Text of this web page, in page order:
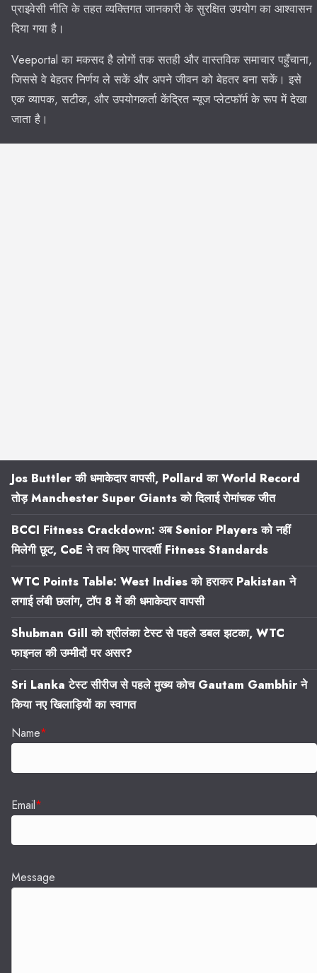
प्राइवेसी नीति के तहत व्यक्तिगत जानकारी के सुरक्षित उपयोग का आश्वासन
दिया गया है।
Veeportal का मकसद है लोगों तक सतही और वास्तविक समाचार पहुँचाना,
जिससे वे बेहतर निर्णय ले सकें और अपने जीवन को बेहतर बना सकें। इसे
एक व्यापक, सटीक, और उपयोगकर्ता केंद्रित न्यूज प्लेटफॉर्म के रूप में देखा
जाता है।
Jos Buttler की धमाकेदार वापसी, Pollard का World Record
तोड़ Manchester Super Giants को दिलाई रोमांचक जीत
BCCI Fitness Crackdown: अब Senior Players को नहीं
मिलेगी छूट, CoE ने तय किए पारदर्शी Fitness Standards
WTC Points Table: West Indies को हराकर Pakistan ने
लगाई लंबी छलांग, टॉप 8 में की धमाकेदार वापसी
Shubman Gill को श्रीलंका टेस्ट से पहले डबल झटका, WTC
फाइनल की उम्मीदों पर असर?
Sri Lanka टेस्ट सीरीज से पहले मुख्य कोच Gautam Gambhir ने
किया नए खिलाड़ियों का स्वागत
Name*
Email*
Message